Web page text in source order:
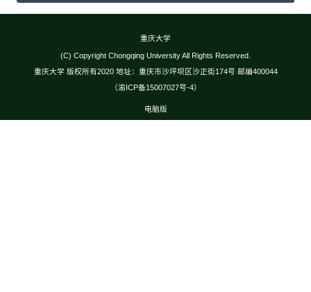
重庆大学
(C) Copyright Chongqing University All Rights Reserved.
重庆大学 版权所有2020 地址：重庆市沙坪坝区沙正街174号 邮编400044
（渝ICP备15007027号-4）
电脑版